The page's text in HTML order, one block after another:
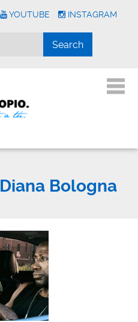
YOUTUBE INSTAGRAM
Diana Bologna